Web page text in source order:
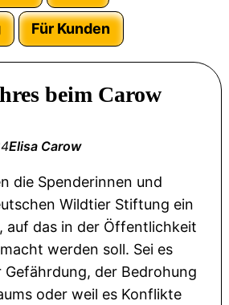
Für Kunden
beim Carow
Elisa Carow
die Spenderinnen und
Wildtier Stiftung ein
auf das in der Öffentlichkeit
werden soll. Sei es
Gefährdung, der Bedrohung
oder weil es Konflikte